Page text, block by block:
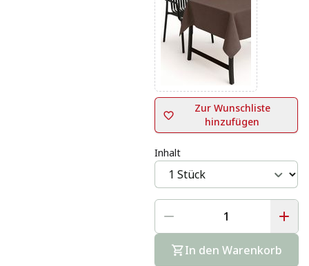
Zur Wunschliste
hinzufügen
Inhalt
In den Warenkorb